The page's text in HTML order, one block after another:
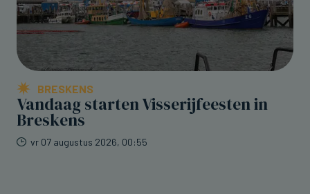
BRESKENS
Vandaag starten Visserijfeesten in
Breskens
vr 07 augustus 2026, 00:55